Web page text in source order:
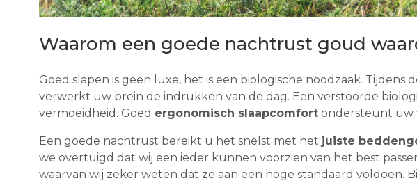
Waarom een goede nachtrust goud
Goed slapen is geen luxe, het is een biologische noodzaak.
verwerkt uw brein de indrukken van de dag. Een verstoorde
vermoeidheid. Goed ergonomisch slaapcomfort ondersteunt uw
Een goede nachtrust bereikt u het snelst met het juiste
we overtuigd dat wij een ieder kunnen voorzien van het best
waarvan wij zeker weten dat ze aan een hoge standaard voldoen.